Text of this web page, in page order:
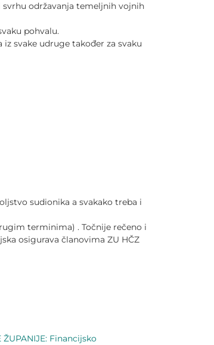
održavanja temeljnih vojnih
pohvalu.
svake udruge također za svaku
sudionika a svakako treba i
terminima) . Točnije rečeno i
osigurava članovima ZU HČZ
ŽUPANIJE: Financijsko